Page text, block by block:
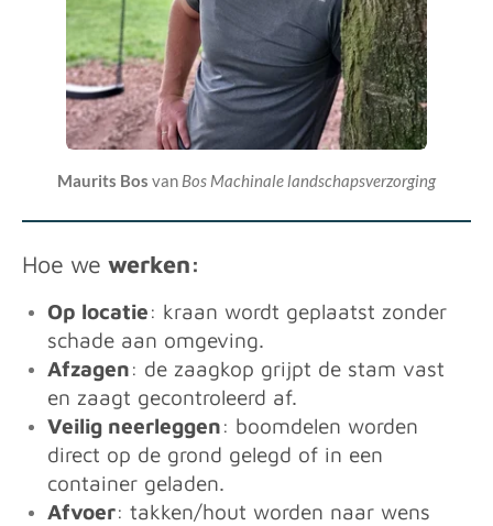
Maurits Bos van Bos Machinale landschapsverzorging
Hoe we werken:
Op locatie: kraan wordt geplaatst zonder
schade aan omgeving.
Afzagen: de zaagkop grijpt de stam vast
en zaagt gecontroleerd af.
Veilig neerleggen: boomdelen worden
direct op de grond gelegd of in een
container geladen.
Afvoer: takken/hout worden naar wens